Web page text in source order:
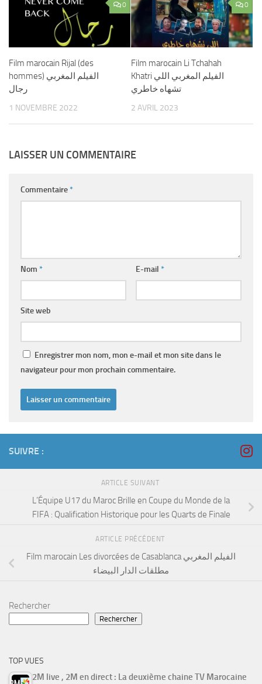
0
Film marocain Rijal (des
hommes) الفيلم المغربي
رجال
1 NOVEMBRE 2022
0
Film marocain Li Tchahah
Khatri الفيلم المغربي اللي
تشهاه خاطري
2 AVRIL 2023
LAISSER UN COMMENTAIRE
Commentaire*
Nom * E-mail *
Site web
Enregistrer mon nom, mon e-mail et mon site dans le
navigateur pour mon prochain commentaire.
SUIVRE :
ARTICLE SUIVANT
L’Équipe U17 du Maroc Brille en Coupe du Monde de la
FIFA : Qualification Historique pour les Quarts de Finale
ARTICLE PRÉCÉDENT
Film marocain Les divorcées de Casablanca الفيلم المغربي
مطلقات الدار البيضاء
Rechercher
Rechercher
TOP VUES
2M live , 2M en direct : La deuxième chaine TV Marocaine